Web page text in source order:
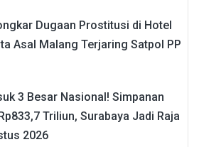
Dugaan Prostitusi di Hotel
Asal Malang Terjaring Satpol PP
3 Besar Nasional! Simpanan
Triliun, Surabaya Jadi Raja
2026